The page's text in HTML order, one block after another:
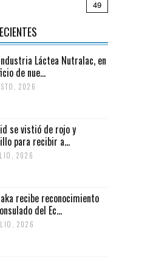
49
Láctea Nutralac, en
de nue...
2026
se vistió de rojo y
para recibir a...
2026
recibe reconocimiento
del Ec...
2026